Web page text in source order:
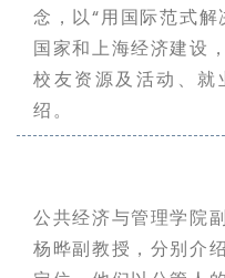
念，以“用国际范式
国家和上海经济建设
校友资源及活动、就
绍。
公共经济与管理学院
杨晔副教授，分别介